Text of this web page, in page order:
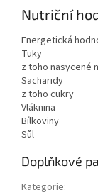
Nutriční
Energetická
Tuky
z toho nasycené
Sacharidy
z toho cukry
Vláknina
Bílkoviny
Sůl
Doplňkové
Kategorie: